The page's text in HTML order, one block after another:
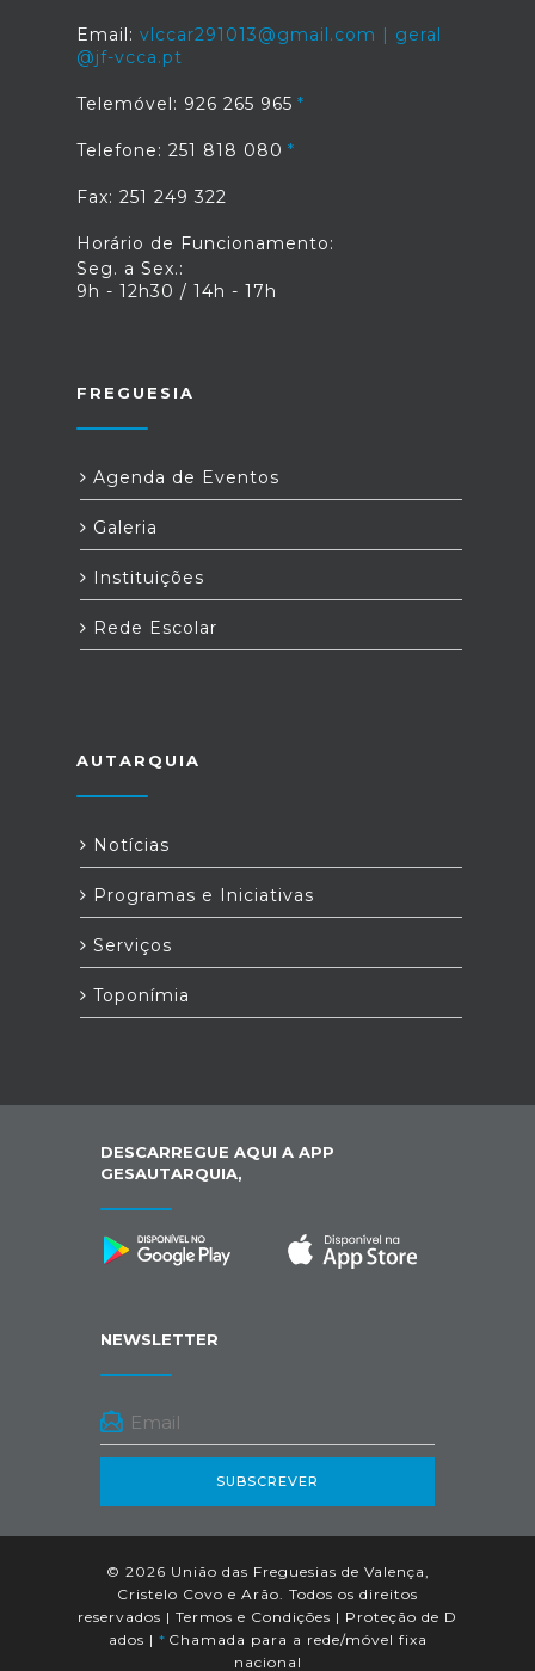
Email: vlccar291013@gmail.com | geral
@jf-vcca.pt
Telemóvel: 926 265 965
Telefone: 251 818 080
Fax: 251 249 322
Horário de Funcionamento:
Seg. a Sex.:
9h - 12h30 / 14h - 17h
FREGUESIA
Agenda de Eventos
Galeria
Instituições
Rede Escolar
AUTARQUIA
Notícias
Programas e Iniciativas
Serviços
Toponímia
DESCARREGUE AQUI A APP
GESAUTARQUIA,
NEWSLETTER
SUBSCREVER
© 2026 União das Freguesias de Valença,
Cristelo Covo e Arão. Todos os direitos
reservados | Termos e Condições | Proteção de D
ados | * Chamada para a rede/móvel fixa
nacional